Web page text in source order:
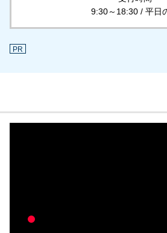
9:30～18:30 / 平日
PR